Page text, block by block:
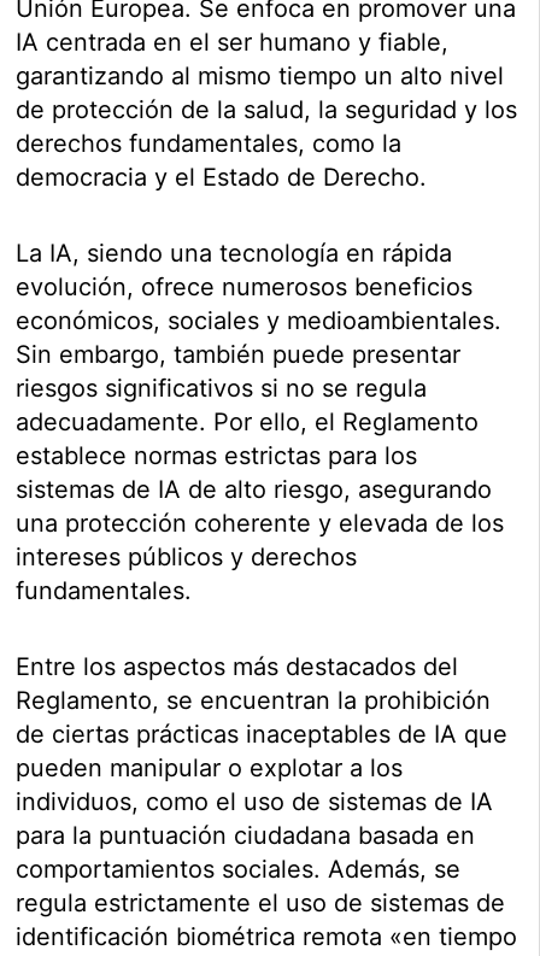
Unión Europea. Se enfoca en promover una
IA centrada en el ser humano y fiable,
garantizando al mismo tiempo un alto nivel
de protección de la salud, la seguridad y los
derechos fundamentales, como la
democracia y el Estado de Derecho.
La IA, siendo una tecnología en rápida
evolución, ofrece numerosos beneficios
económicos, sociales y medioambientales.
Sin embargo, también puede presentar
riesgos significativos si no se regula
adecuadamente. Por ello, el Reglamento
establece normas estrictas para los
sistemas de IA de alto riesgo, asegurando
una protección coherente y elevada de los
intereses públicos y derechos
fundamentales.
Entre los aspectos más destacados del
Reglamento, se encuentran la prohibición
de ciertas prácticas inaceptables de IA que
pueden manipular o explotar a los
individuos, como el uso de sistemas de IA
para la puntuación ciudadana basada en
comportamientos sociales. Además, se
regula estrictamente el uso de sistemas de
identificación biométrica remota «en tiempo